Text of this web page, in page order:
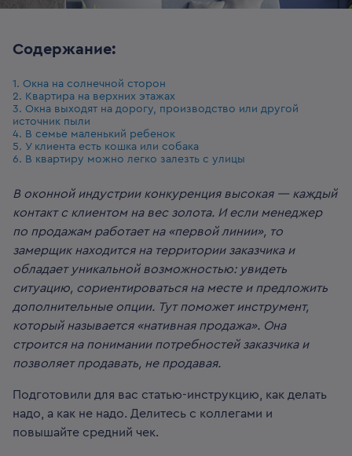
Содержание:
1. Окна на солнечной сторон
2. Квартира на верхних этажах
3. Окна выходят на дорогу, производство или другой
источник пыли
4. В семье маленький ребенок
5. У клиента есть кошка или собака
6. В квартиру можно легко залезть с улицы
В оконной индустрии конкуренция высокая — каждый
контакт с клиентом на вес золота. И если менеджер
по продажам работает на «первой линии», то
замерщик находится на территории заказчика и
обладает уникальной возможностью: увидеть
ситуацию, сориентироваться на месте и предложить
дополнительные опции. Тут поможет инструмент,
который называется «нативная продажа». Она
строится на понимании потребностей заказчика и
позволяет продавать, не продавая.
Подготовили для вас статью-инструкцию, как делать
надо, а как не надо. Делитесь с коллегами и
повышайте средний чек.